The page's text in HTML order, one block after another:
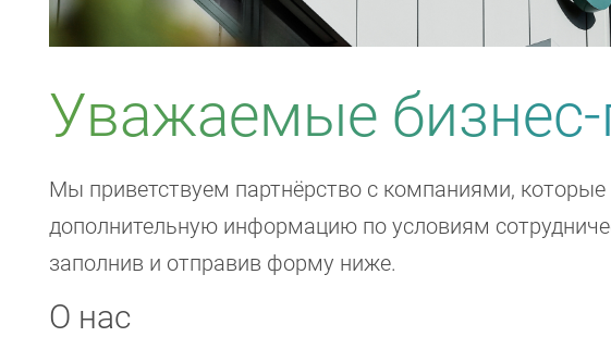
Уважаемые
Мы приветствуем партнёрство с компаниями,
дополнительную информацию по условиям
заполнив и отправив форму ниже.
О нас